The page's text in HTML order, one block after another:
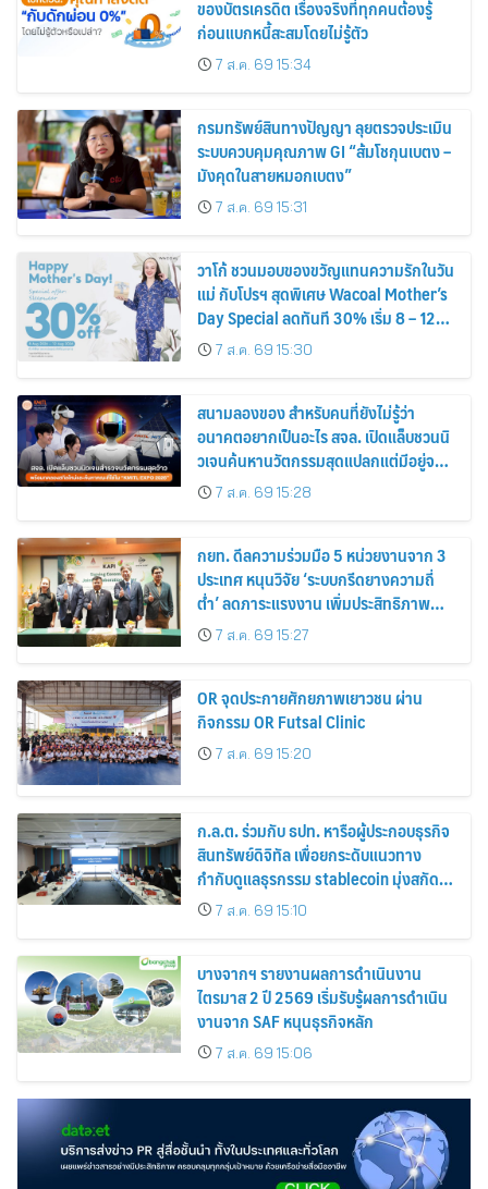
ของบัตรเครดิต เรื่องจริงที่ทุกคนต้องรู้
ก่อนแบกหนี้สะสมโดยไม่รู้ตัว
7 ส.ค. 69 15:34
กรมทรัพย์สินทางปัญญา ลุยตรวจประเมิน
ระบบควบคุมคุณภาพ GI “ส้มโชกุนเบตง –
มังคุดในสายหมอกเบตง”
7 ส.ค. 69 15:31
วาโก้ ชวนมอบของขวัญแทนความรักในวัน
แม่ กับโปรฯ สุดพิเศษ Wacoal Mother’s
Day Special ลดทันที 30% เริ่ม 8 – 12
สิงหาคม 2569
7 ส.ค. 69 15:30
สนามลองของ สำหรับคนที่ยังไม่รู้ว่า
อนาคตอยากเป็นอะไร สจล. เปิดแล็บชวนนิ
วเจนค้นหานวัตกรรมสุดแปลกแต่มีอยู่จริง
พร้อมทดลองสกิลใหม่และค้นหาคณะที่ใช่
ใน “KMITL EXPO 2026”
7 ส.ค. 69 15:28
กยท. ดีลความร่วมมือ 5 หน่วยงานจาก 3
ประเทศ หนุนวิจัย ‘ระบบกรีดยางความถี่
ต่ำ’ ลดภาระแรงงาน เพิ่มประสิทธิภาพ
การจัดการสวนยาง เสริมคุณภาพผลผลิต
ยาง
7 ส.ค. 69 15:27
OR จุดประกายศักยภาพเยาวชน ผ่าน
กิจกรรม OR Futsal Clinic
7 ส.ค. 69 15:20
ก.ล.ต. ร่วมกับ ธปท. หารือผู้ประกอบธุรกิจ
สินทรัพย์ดิจิทัล เพื่อยกระดับแนวทาง
กำกับดูแลธุรกรรม stablecoin มุ่งสกัด
กั้นอาชญากรรมทางเทคโนโลยี
7 ส.ค. 69 15:10
บางจากฯ รายงานผลการดำเนินงาน
ไตรมาส 2 ปี 2569 เริ่มรับรู้ผลการดำเนิน
งานจาก SAF หนุนธุรกิจหลัก
7 ส.ค. 69 15:06